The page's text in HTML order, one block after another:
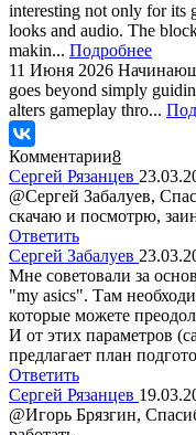
interesting not only for its
looks and audio. The
makin... Подробнее
11 Июня 2026
goes beyond simply
alters gameplay thro...
Комментарии8
Сергей Рязанцев
@Сергей Забалуев,
скачаю и посмотрю,
Ответить
Сергей Забалуев
Мне советовали за
"my asics". Там
которые можете
И от этих параметров
предлагает план
Ответить
Сергей Рязанцев
@Игорь Брязгин,